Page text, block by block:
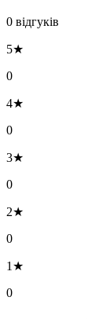
0 відгуків
5★
0
4★
0
3★
0
2★
0
1★
0